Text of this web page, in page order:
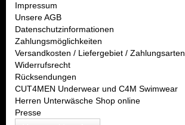
Impressum
Unsere AGB
Datenschutzinformationen
Zahlungsmöglichkeiten
Versandkosten / Liefergebiet / Zahlungsarten
Widerrufsrecht
Rücksendungen
CUT4MEN Underwear und C4M Swimwear
Herren Unterwäsche Shop online
Presse